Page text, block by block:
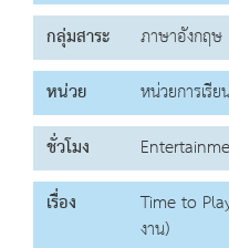
กลุ่มสาระ
ภาษาอังกฤษ
หน่วย
หน่วยการเรี
ชั่วโมง
เรื่อง
Time to
งาน)